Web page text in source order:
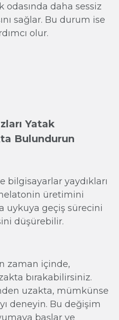
odasında daha sessiz
sağlar. Bu durum ise
olur.
Yatak
Bulundurun
bilgisayarlar yaydıkları
üretimini
uykuya geçiş sürecini
düşürebilir.
zaman içinde,
bırakabilirsiniz.
uzakta, mümkünse
deneyin. Bu değişim
başlar ve